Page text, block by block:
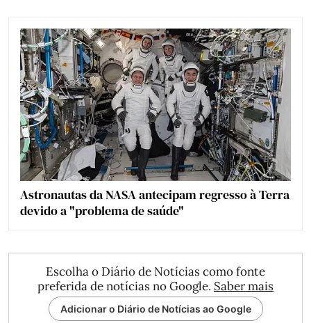
Astronautas da NASA antecipam regresso à Terra
devido a "problema de saúde"
Escolha o Diário de Notícias como fonte
preferida de notícias no Google. Saber mais
Adicionar o Diário de Notícias ao Google